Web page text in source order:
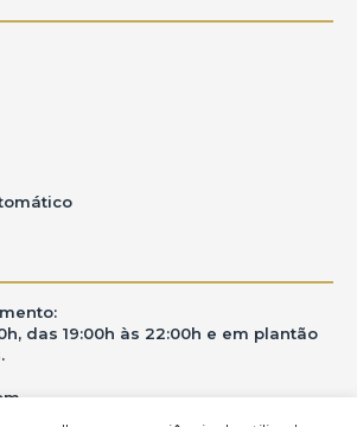
das 19:00h às 22:00h e em plantão